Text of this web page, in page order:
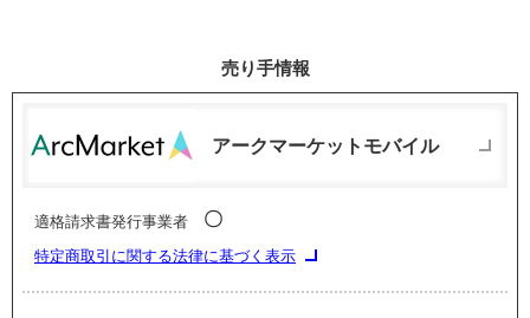
売り手情報
アークマーケットモバイル
適格請求書発行事業者 〇
特定商取引に関する法律に基づく表示